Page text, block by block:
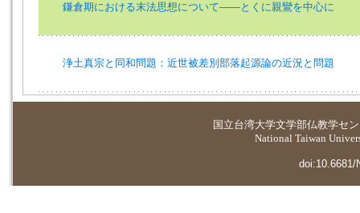
鎌倉期における末法思想について――とくに親鸞を中心に
浄土真宗と同和問題：近世被差別部落起源論の近況と問題
国立台湾大学文学部仏教学セ
National Taiwan
doi:10.6681/